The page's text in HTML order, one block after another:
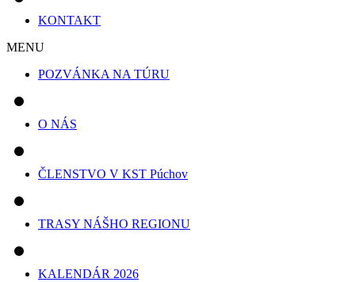
KONTAKT
MENU
POZVÁNKA NA TÚRU
O NÁS
ČLENSTVO V KST Púchov
TRASY NÁŠHO REGIONU
KALENDÁR 2026